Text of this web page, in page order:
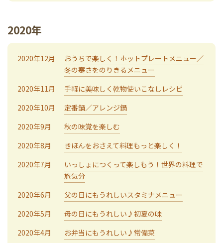
2020年
2020年12月
おうちで楽しく！ホットプレートメニュー／
冬の寒さをのりきるメニュー
2020年11月
手軽に美味しく乾物使いこなしレシピ
2020年10月
定番鍋／アレンジ鍋
2020年9月
秋の味覚を楽しむ
2020年8月
きほんをおさえて料理もっと楽しく！
2020年7月
いっしょにつくって楽しもう！世界の料理で
旅気分
2020年6月
父の日にもうれしいスタミナメニュー
2020年5月
母の日にもうれしい♪初夏の味
2020年4月
お弁当にもうれしい♪常備菜